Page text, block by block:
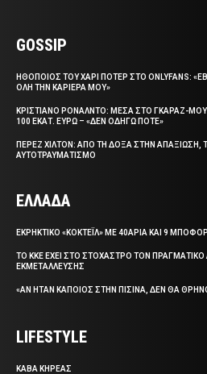
GOSSIP
ΗΘΟΠΟΙΟΣ ΤΟΥ ΧΑΡΙ ΠΟΤΕΡ ΣΤΟ ONLYFANS:
ΟΛΗ ΤΗΝ ΚΑΡΙΕΡΑ ΜΟΥ»
ΚΡΙΣΤΙΑΝΟ ΡΟΝΑΛΝΤΟ: ΜΕΣΑ ΣΤΟ ΓΚΑΡΑΖ-
100 ΕΚΑΤ. ΕΥΡΩ – «ΔΕΝ ΟΔΗΓΩ ΠΟΤΕ»
ΠΕΡΕΖ ΧΙΛΤΟΝ: ΑΠΟ ΤΗ ΔΟΞΑ ΣΤΗΝ ΑΠΑΞΙΩΣΗ,
ΑΥΤΟΤΡΑΥΜΑΤΙΣΜΟ
ΕΛΛΑΔΑ
ΕΚΡΗΚΤΙΚΟ «ΚΟΚΤΕΪΛ» ΜΕ 40ΑΡΙΑ ΚΑΙ 9 ΜΠΟΦΟΡ
ΤΟ ΚΚΕ ΕΧΕΙ ΣΤΟ ΣΤΟΧΑΣΤΡΟ ΤΟΝ
ΕΚΜΕΤΑΛΛΕΥΣΗΣ
«ΑΝ ΗΤΑΝ ΚΑΠΟΙΟΣ ΣΤΗΝ ΠΙΣΙΝΑ, ΔΕΝ ΘΑ
LIFESTYLE
ΚΑΒΑ ΚΗΡΕΑΣ